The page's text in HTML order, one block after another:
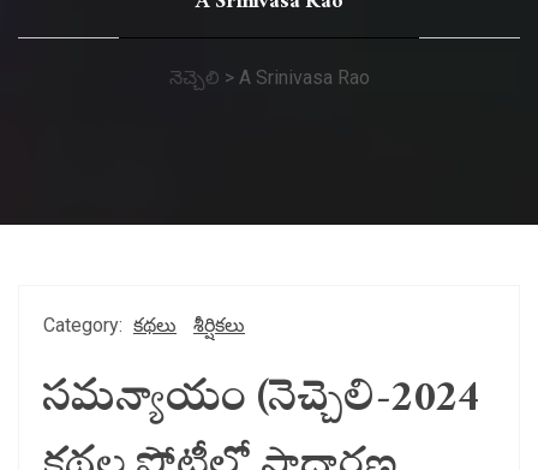
నెచ్చెలి > A Srinivasa Rao
Category: కథలు శీర్షికలు
సమన్యాయం (నెచ్చెలి-2024